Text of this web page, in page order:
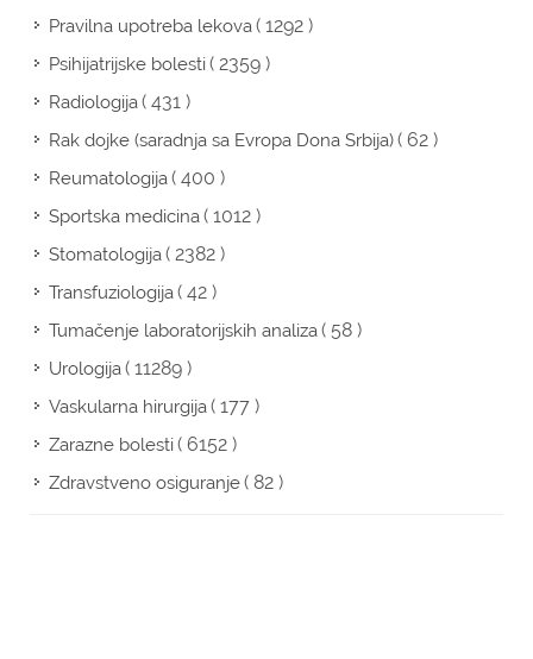
Pravilna upotreba lekova( 1292 )
Psihijatrijske bolesti( 2359 )
Radiologija( 431 )
Rak dojke (saradnja sa Evropa Dona Srbija)( 62 )
Reumatologija( 400 )
Sportska medicina( 1012 )
Stomatologija( 2382 )
Transfuziologija( 42 )
Tumačenje laboratorijskih analiza( 58 )
Urologija( 11289 )
Vaskularna hirurgija( 177 )
Zarazne bolesti( 6152 )
Zdravstveno osiguranje( 82 )